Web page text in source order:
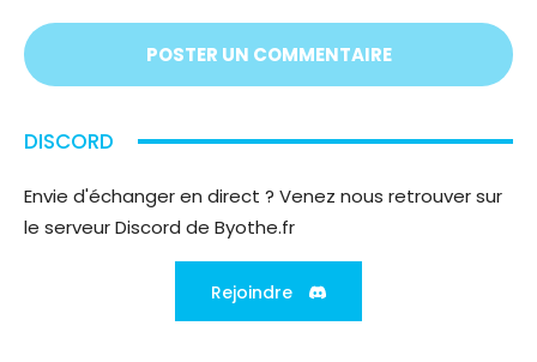
;)
DISCORD
Envie d'échanger en direct ? Venez nous retrouver sur
le serveur Discord de Byothe.fr
Rejoindre